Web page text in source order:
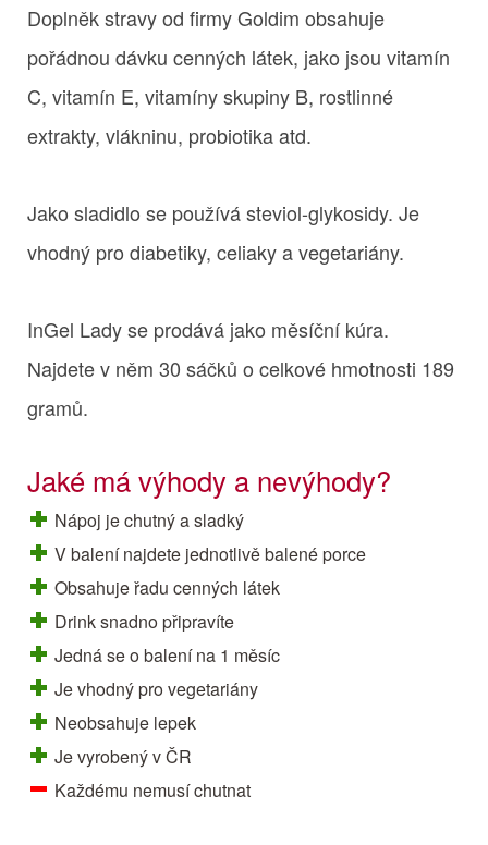
Doplněk stravy od firmy Goldim obsahuje
pořádnou dávku cenných látek, jako jsou vitamín
C, vitamín E, vitamíny skupiny B, rostlinné
extrakty, vlákninu, probiotika atd.
Jako sladidlo se používá steviol-glykosidy. Je
vhodný pro diabetiky, celiaky a vegetariány.
InGel Lady se prodává jako měsíční kúra.
Najdete v něm 30 sáčků o celkové hmotnosti 189
gramů.
Jaké má výhody a nevýhody?
Nápoj je chutný a sladký
V balení najdete jednotlivě balené porce
Obsahuje řadu cenných látek
Drink snadno připravíte
Jedná se o balení na 1 měsíc
Je vhodný pro vegetariány
Neobsahuje lepek
Je vyrobený v ČR
Každému nemusí chutnat